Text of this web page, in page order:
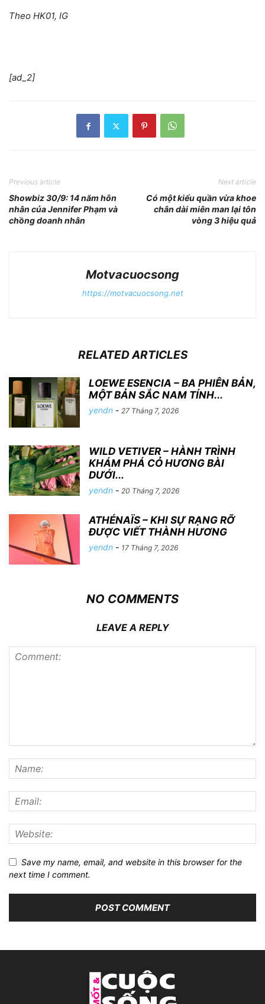
Theo HK01, IG
[ad_2]
Previous article
Showbiz 30/9: 14 năm hôn
nhân của Jennifer Phạm và
chồng doanh nhân
Next article
Có một kiểu quần vừa khoe
chân dài miên man lại tôn
vòng 3 hiệu quả
Motvacuocsong
https://motvacuocsong.net
RELATED ARTICLES
LOEWE ESENCIA – BA PHIÊN BẢN,
MỘT BẢN SẮC NAM TÍNH...
yendn - 27 Tháng 7, 2026
WILD VETIVER – HÀNH TRÌNH
KHÁM PHÁ CỎ HƯƠNG BÀI
DƯỚI...
yendn - 20 Tháng 7, 2026
ATHÉNAÏS – KHI SỰ RẠNG RỠ
ĐƯỢC VIẾT THÀNH HƯƠNG
yendn - 17 Tháng 7, 2026
NO COMMENTS
LEAVE A REPLY
Save my name, email, and website in this browser for the
next time I comment.